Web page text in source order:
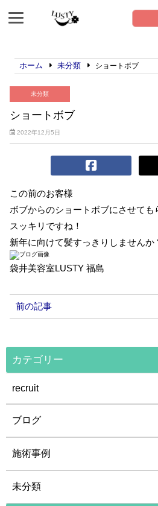
ホーム 未分類 ショートボブ
未分類
ショートボブ
2022年12月5日
この前のお客様
ボブからのショートボブにさせても
スッキリですね！
新年に向けて髪すっきりしませんか
袋井美容室LUSTY 福島
前の記事
カテゴリー
recruit
ブログ
施術事例
未分類